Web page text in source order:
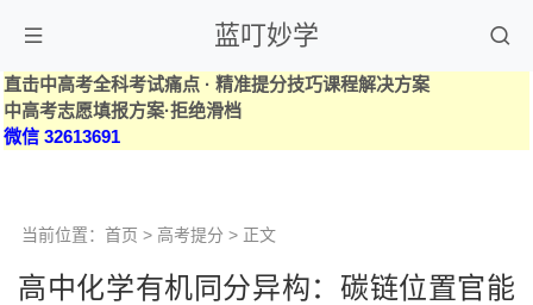
蓝叮妙学
直击中高考全科考试痛点 · 精准提分技巧课程解决方案
中高考志愿填报方案·拒绝滑档
微信 32613691
当前位置： 首页 > 高考提分 > 正文
高中化学有机同分异构：碳链位置官能